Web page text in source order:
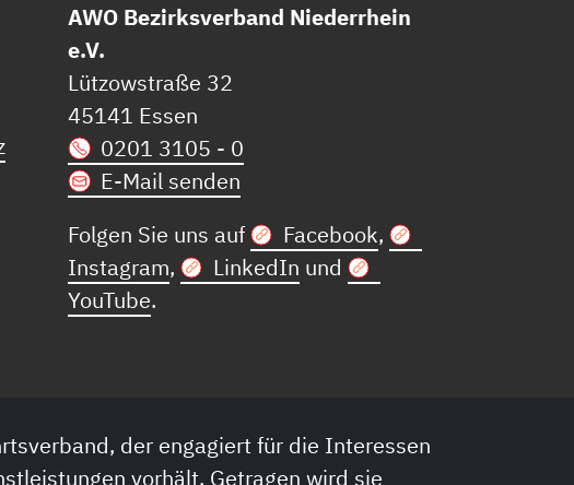
AWO Bezirksverband Niederrhein
e.V.
Lützowstraße 32
45141 Essen
0201 3105 - 0
E-Mail senden
Folgen Sie uns auf
Facebook,
Instagram, LinkedIn und
YouTube.
der engagiert für die Interessen
vorhält. Getragen wird sie